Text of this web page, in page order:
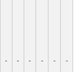
- - - - - -